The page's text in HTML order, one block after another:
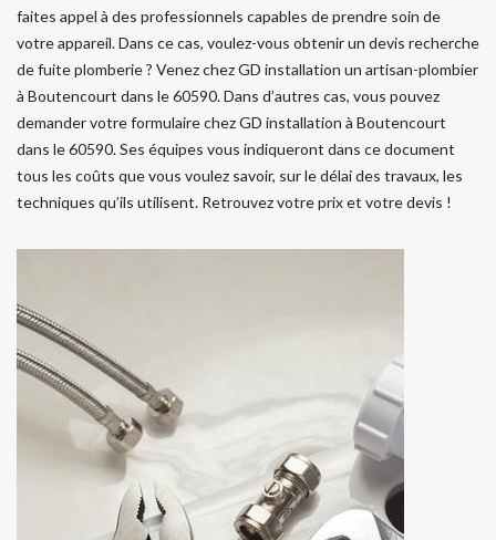
faites appel à des professionnels capables de prendre soin de
votre appareil. Dans ce cas, voulez-vous obtenir un devis recherche
de fuite plomberie ? Venez chez GD installation un artisan-plombier
à Boutencourt dans le 60590. Dans d’autres cas, vous pouvez
demander votre formulaire chez GD installation à Boutencourt
dans le 60590. Ses équipes vous indiqueront dans ce document
tous les coûts que vous voulez savoir, sur le délai des travaux, les
techniques qu’ils utilisent. Retrouvez votre prix et votre devis !